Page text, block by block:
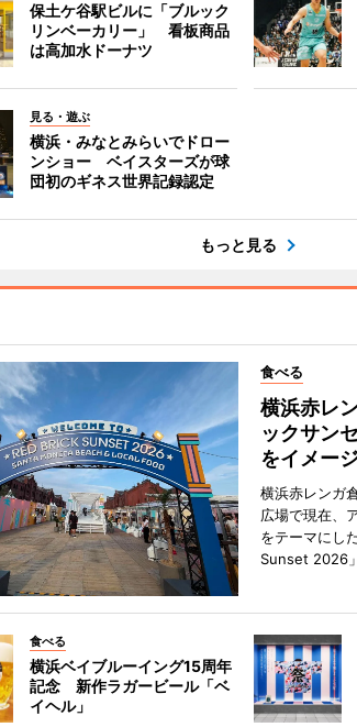
保土ケ谷駅ビルに「ブルック
リンベーカリー」 看板商品
は高加水ドーナツ
見る・遊ぶ
横浜・みなとみらいでドロー
ンショー ベイスターズが球
団初のギネス世界記録認定
もっと見る
食べる
横浜赤レ
ックサン
をイメー
横浜赤レンガ
広場で現在、
をテーマにし
Sunset 2026
食べる
横浜ベイブルーイング15周年
記念 新作ラガービール「ベ
イヘル」